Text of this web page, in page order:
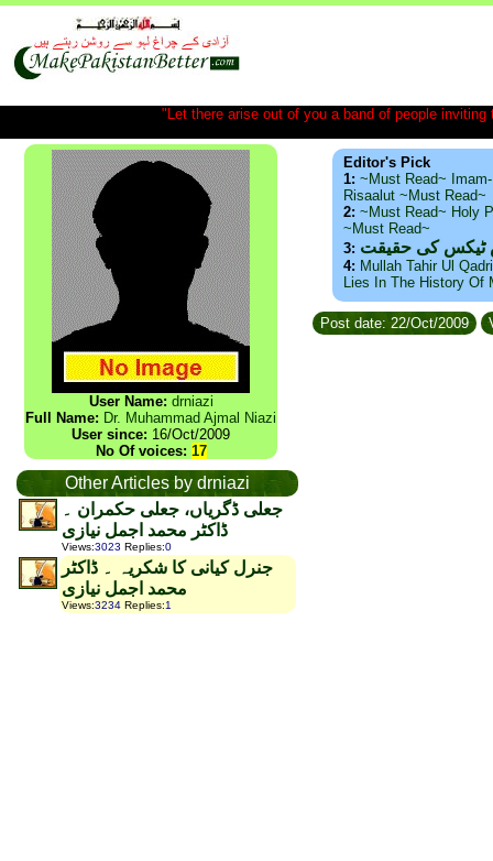
"Let there arise out of you a band of people
User Name: drniazi
Full Name: Dr. Muhammad Ajmal Niazi
User since: 16/Oct/2009
No Of voices: 17
Other Articles by drniazi
جعلی ڈگریاں، جعلی حکمران ۔
ڈاکٹر محمد اجمل نیازی
Views:3023 Replies:0
جنرل کیانی کا شکریہ ۔ ڈاکٹر
محمد اجمل نیازی
Views:3234 Replies:1
Editor's Pick
1: ~Must Read~
Risaalut ~Must Read~
2: ~Must Read~ Holy
~Must Read~
3: ٹیکس کی حقیقت
4: Mullah Tahir Ul
Lies In The History Of
Post date: 22/Oct/2009